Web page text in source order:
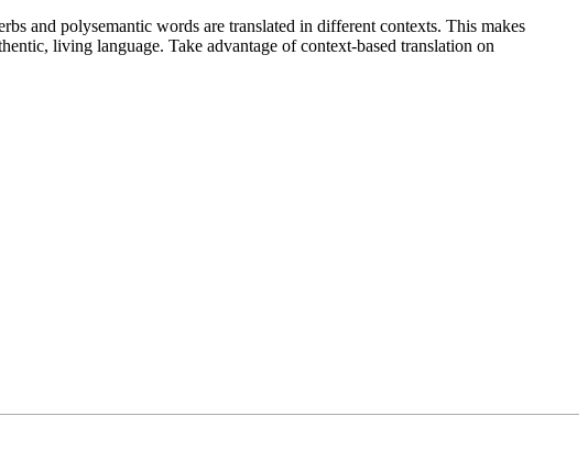
and polysemantic words are translated in different contexts. This makes
living language. Take advantage of context-based translation on